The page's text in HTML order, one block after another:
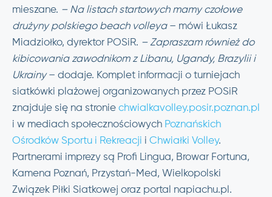
mieszane. – Na listach startowych mamy czołowe
drużyny polskiego beach volleya– mówi Łukasz
Miadziołko, dyrektor POSiR. – Zapraszam również do
kibicowania zawodnikom z Libanu, Ugandy, Brazylii i
Ukrainy– dodaje. Komplet informacji o turniejach
siatkówki plażowej organizowanych przez POSiR
znajduje się na stronie chwialkavolley.posir.poznan.pl
i w mediach społecznościowych Poznańskich
Ośrodków Sportu i Rekreacji i Chwiałki Volley.
Partnerami imprezy są Profi Lingua, Browar Fortuna,
Kamena Poznań, Przystań-Med, Wielkopolski
Związek Piłki Siatkowej oraz portal napiachu.pl.